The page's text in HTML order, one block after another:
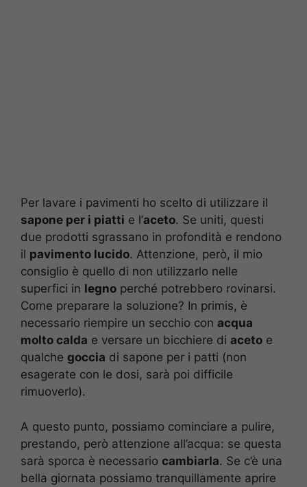
Per lavare i pavimenti ho scelto di utilizzare il
sapone per i piatti e l’aceto. Se uniti, questi
due prodotti sgrassano in profondità e rendono
il pavimento lucido. Attenzione, però, il mio
consiglio è quello di non utilizzarlo nelle
superfici in legno perché potrebbero rovinarsi.
Come preparare la soluzione? In primis, è
necessario riempire un secchio con acqua
molto calda e versare un bicchiere di aceto e
qualche goccia di sapone per i patti (non
esagerate con le dosi, sarà poi difficile
rimuoverlo).
A questo punto, possiamo cominciare a pulire,
prestando, però attenzione all’acqua: se questa
sarà sporca è necessario cambiarla. Se c’è una
bella giornata possiamo tranquillamente aprire